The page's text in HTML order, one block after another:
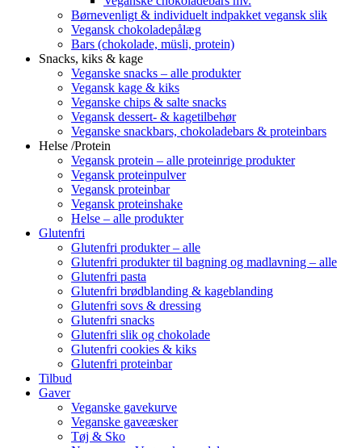
Børnevenligt & individuelt indpakket vegansk slik
Vegansk chokoladepålæg
Bars (chokolade, müsli, protein)
Snacks, kiks & kage
Veganske snacks – alle produkter
Vegansk kage & kiks
Veganske chips & salte snacks
Vegansk dessert- & kagetilbehør
Veganske snackbars, chokoladebars & proteinbars
Helse /Protein
Vegansk protein – alle proteinrige produkter
Vegansk proteinpulver
Vegansk proteinbar
Vegansk proteinshake
Helse – alle produkter
Glutenfri
Glutenfri produkter – alle
Glutenfri produkter til bagning og madlavning – alle
Glutenfri pasta
Glutenfri brødblanding & kageblanding
Glutenfri sovs & dressing
Glutenfri snacks
Glutenfri slik og chokolade
Glutenfri cookies & kiks
Glutenfri proteinbar
Tilbud
Gaver
Veganske gavekurve
Veganske gaveæsker
Tøj & Sko